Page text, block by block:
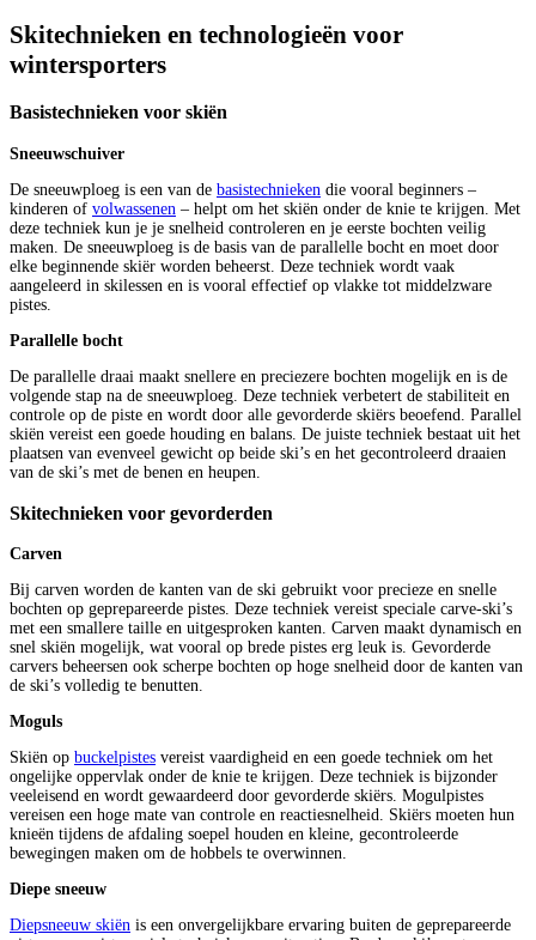
Skitechnieken en technologieën voor
wintersporters
Basistechnieken voor skiën
Sneeuwschuiver
De sneeuwploeg is een van de basistechnieken die vooral beginners –
kinderen of volwassenen – helpt om het skiën onder de knie te krijgen. Met
deze techniek kun je je snelheid controleren en je eerste bochten veilig
maken. De sneeuwploeg is de basis van de parallelle bocht en moet door
elke beginnende skiër worden beheerst. Deze techniek wordt vaak
aangeleerd in skilessen en is vooral effectief op vlakke tot middelzware
pistes.
Parallelle bocht
De parallelle draai maakt snellere en preciezere bochten mogelijk en is de
volgende stap na de sneeuwploeg. Deze techniek verbetert de stabiliteit en
controle op de piste en wordt door alle gevorderde skiërs beoefend. Parallel
skiën vereist een goede houding en balans. De juiste techniek bestaat uit het
plaatsen van evenveel gewicht op beide ski’s en het gecontroleerd draaien
van de ski’s met de benen en heupen.
Skitechnieken voor gevorderden
Carven
Bij carven worden de kanten van de ski gebruikt voor precieze en snelle
bochten op geprepareerde pistes. Deze techniek vereist speciale carve-ski’s
met een smallere taille en uitgesproken kanten. Carven maakt dynamisch en
snel skiën mogelijk, wat vooral op brede pistes erg leuk is. Gevorderde
carvers beheersen ook scherpe bochten op hoge snelheid door de kanten van
de ski’s volledig te benutten.
Moguls
Skiën op buckelpistes vereist vaardigheid en een goede techniek om het
ongelijke oppervlak onder de knie te krijgen. Deze techniek is bijzonder
veeleisend en wordt gewaardeerd door gevorderde skiërs. Mogulpistes
vereisen een hoge mate van controle en reactiesnelheid. Skiërs moeten hun
knieën tijdens de afdaling soepel houden en kleine, gecontroleerde
bewegingen maken om de hobbels te overwinnen.
Diepe sneeuw
Diepsneeuw skiën is een onvergelijkbare ervaring buiten de geprepareerde